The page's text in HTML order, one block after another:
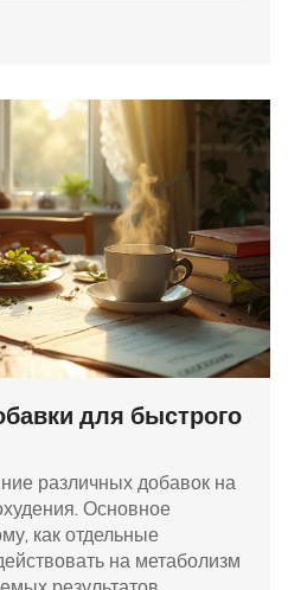
полезными для
для быстрого
различных добавок на
Основное
как отдельные
на метаболизм